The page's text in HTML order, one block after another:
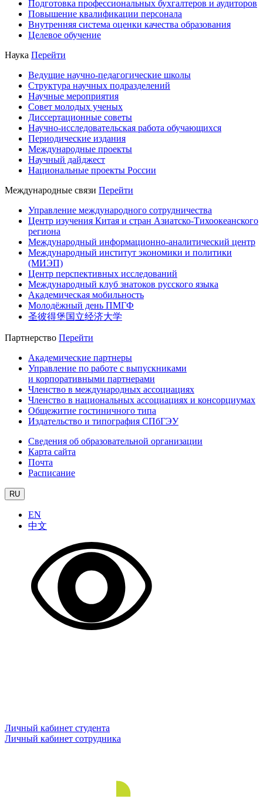
Подготовка профессиональных бухгалтеров и аудиторов
Повышение квалификации персонала
Внутренняя система оценки качества образования
Целевое обучение
Наука Перейти
Ведущие научно-педагогические школы
Структура научных подразделений
Научные мероприятия
Совет молодых ученых
Диссертационные советы
Научно-исследовательская работа обучающихся
Периодические издания
Международные проекты
Научный дайджест
Национальные проекты России
Международные связи Перейти
Управление международного сотрудничества
Центр изучения Китая и стран Азиатско-Тихоокеанского
региона
Международный информационно-аналитический центр
Международный институт экономики и политики
(МИЭП)
Центр перспективных исследований
Международный клуб знатоков русского языка
Академическая мобильность
Молодёжный день ПМГФ
圣彼得堡国立经济大学
Партнерство Перейти
Академические партнеры
Управление по работе с выпускниками
и корпоративными партнерами
Членство в международных ассоциациях
Членство в национальных ассоциациях и консорциумах
Общежитие гостиничного типа
Издательство и типография СПбГЭУ
Сведения об образовательной организации
Карта сайта
Почта
Расписание
RU
EN
中文
Личный кабинет студента
Личный кабинет сотрудника